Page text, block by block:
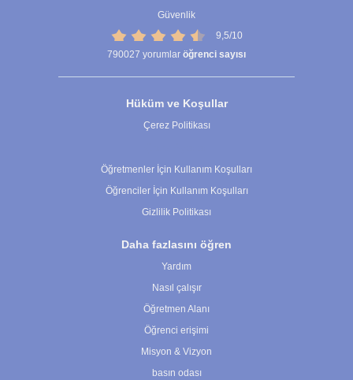
Güvenlik
9,5/10
790027 yorumlar öğrenci sayısı
Hüküm ve Koşullar
Çerez Politikası
Öğretmenler İçin Kullanım Koşulları
Öğrenciler İçin Kullanım Koşulları
Gizlilik Politikası
Daha fazlasını öğren
Yardım
Nasıl çalışır
Öğretmen Alanı
Öğrenci erişimi
Misyon & Vizyon
basın odası